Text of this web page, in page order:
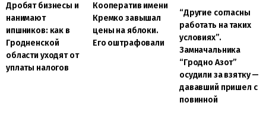
Дробят бизнесы и
нанимают
ипшников: как в
Гродненской
области уходят от
уплаты налогов
Кооператив имени
Кремко завышал
цены на яблоки.
Его оштрафовали
“Другие согласны
работать на таких
условиях”.
Замначальника
“Гродно Азот”
осудили за взятку —
дававший пришел с
повинной